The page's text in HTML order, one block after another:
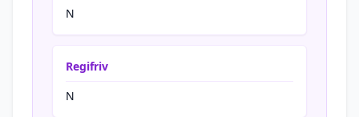
N
Regifriv
N